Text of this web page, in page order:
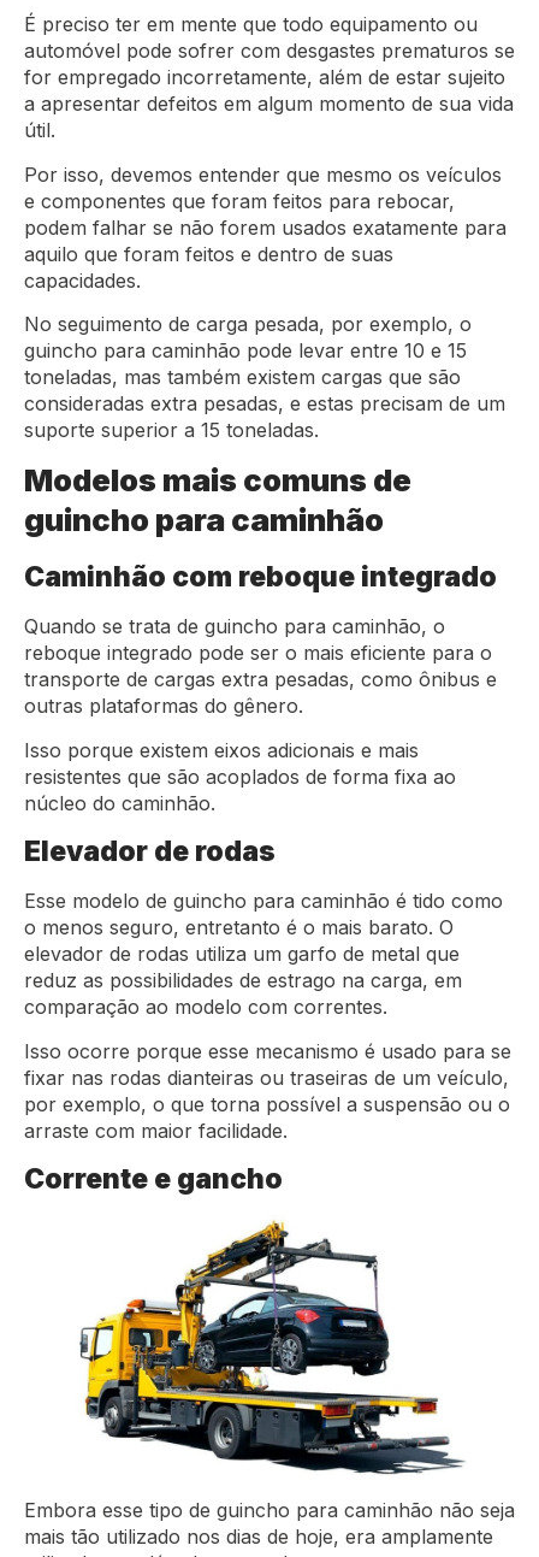
É preciso ter em mente que todo equipamento ou
automóvel pode sofrer com desgastes prematuros se
for empregado incorretamente, além de estar sujeito
a apresentar defeitos em algum momento de sua vida
útil.
Por isso, devemos entender que mesmo os veículos
e componentes que foram feitos para rebocar,
podem falhar se não forem usados exatamente para
aquilo que foram feitos e dentro de suas
capacidades.
No seguimento de carga pesada, por exemplo, o
guincho para caminhão pode levar entre 10 e 15
toneladas, mas também existem cargas que são
consideradas extra pesadas, e estas precisam de um
suporte superior a 15 toneladas.
Modelos mais comuns de
guincho para caminhão
Caminhão com reboque integrado
Quando se trata de guincho para caminhão, o
reboque integrado pode ser o mais eficiente para o
transporte de cargas extra pesadas, como ônibus e
outras plataformas do gênero.
Isso porque existem eixos adicionais e mais
resistentes que são acoplados de forma fixa ao
núcleo do caminhão.
Elevador de rodas
Esse modelo de guincho para caminhão é tido como
o menos seguro, entretanto é o mais barato. O
elevador de rodas utiliza um garfo de metal que
reduz as possibilidades de estrago na carga, em
comparação ao modelo com correntes.
Isso ocorre porque esse mecanismo é usado para se
fixar nas rodas dianteiras ou traseiras de um veículo,
por exemplo, o que torna possível a suspensão ou o
arraste com maior facilidade.
Corrente e gancho
Embora esse tipo de guincho para caminhão não seja
mais tão utilizado nos dias de hoje, era amplamente